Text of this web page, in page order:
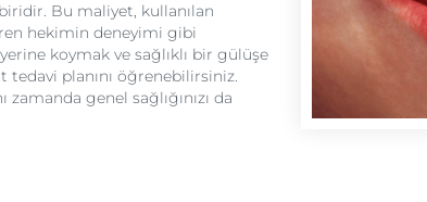
Bu maliyet, kullanılan
hekimin deneyimi gibi
koymak ve sağlıklı bir gülüşe
planını öğrenebilirsiniz.
genel sağlığınızı da